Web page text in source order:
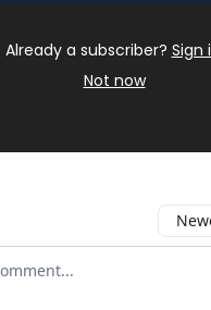
Already a subscriber? Sign
Not now